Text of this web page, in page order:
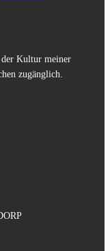
Kultur meiner
zugänglich.